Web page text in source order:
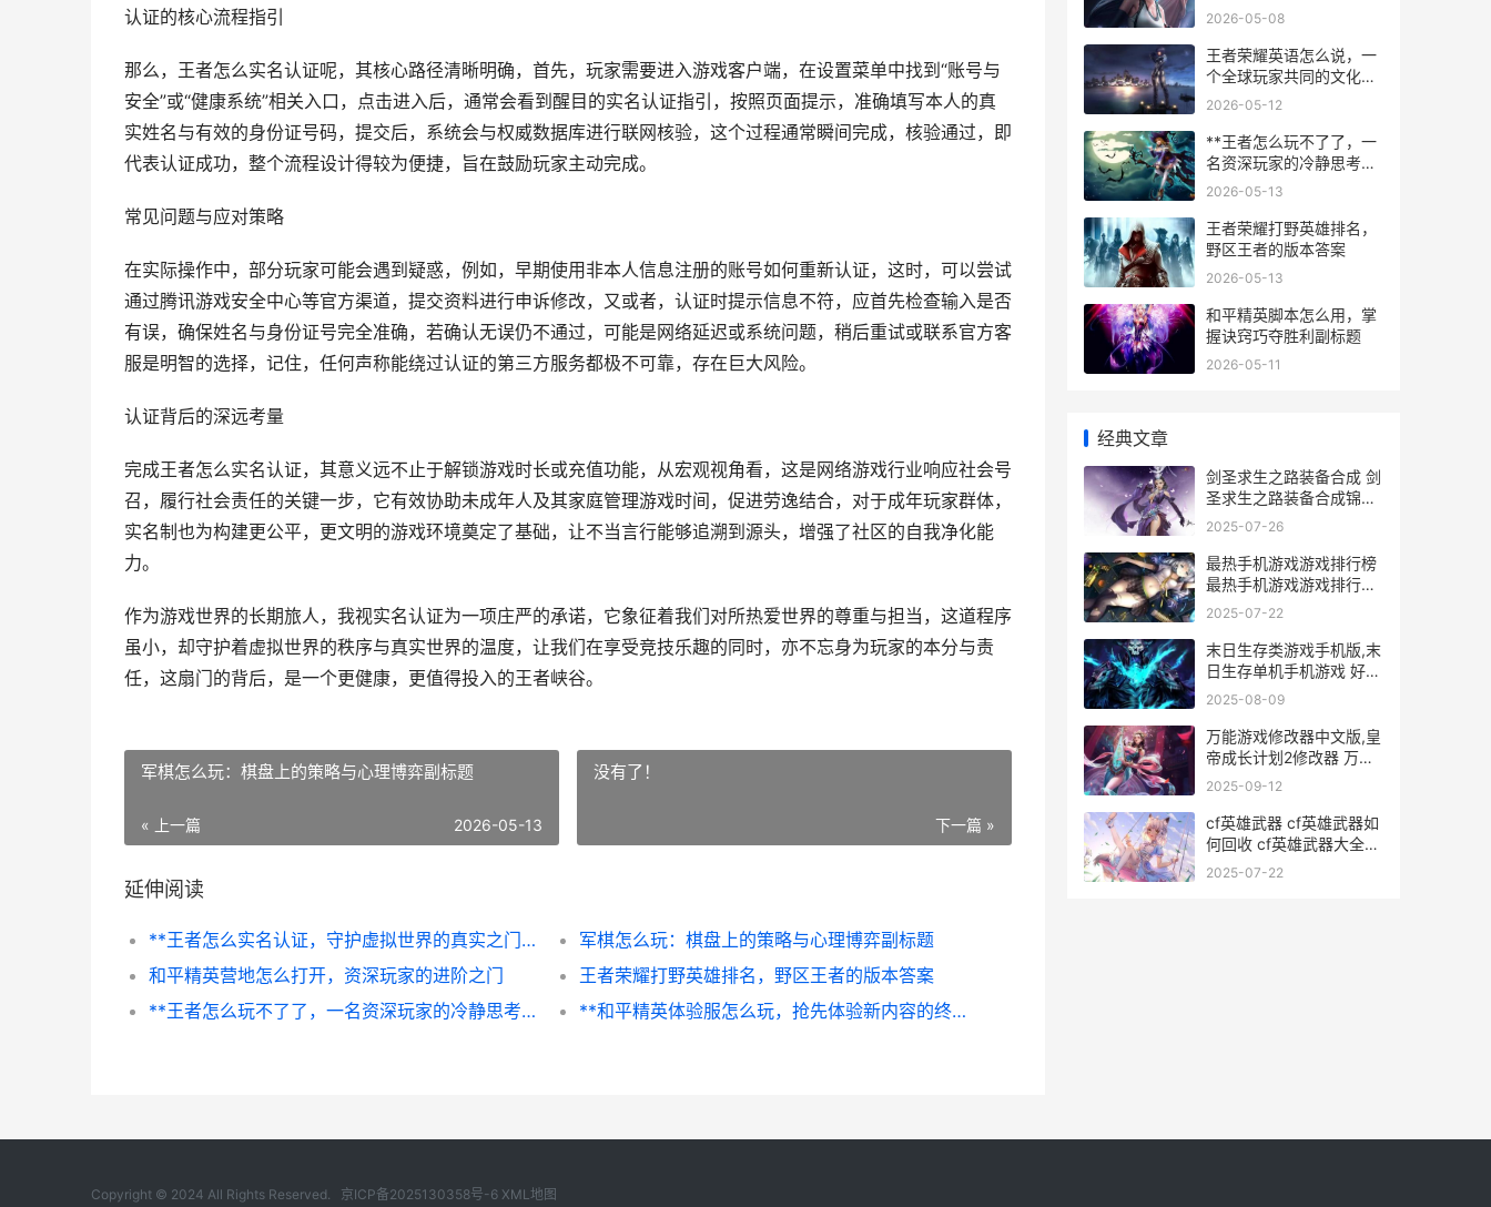
认证的核心流程指引
那么，王者怎么实名认证呢，其核心路径清晰明确，首先，玩家需要进入游戏客户端，在设置菜单中找到“账号与
安全”或“健康系统”相关入口，点击进入后，通常会看到醒目的实名认证指引，按照页面提示，准确填写本人的真
实姓名与有效的身份证号码，提交后，系统会与权威数据库进行联网核验，这个过程通常瞬间完成，核验通过，即
代表认证成功，整个流程设计得较为便捷，旨在鼓励玩家主动完成。
常见问题与应对策略
在实际操作中，部分玩家可能会遇到疑惑，例如，早期使用非本人信息注册的账号如何重新认证，这时，可以尝试
通过腾讯游戏安全中心等官方渠道，提交资料进行申诉修改，又或者，认证时提示信息不符，应首先检查输入是否
有误，确保姓名与身份证号完全准确，若确认无误仍不通过，可能是网络延迟或系统问题，稍后重试或联系官方客
服是明智的选择，记住，任何声称能绕过认证的第三方服务都极不可靠，存在巨大风险。
认证背后的深远考量
完成王者怎么实名认证，其意义远不止于解锁游戏时长或充值功能，从宏观视角看，这是网络游戏行业响应社会号
召，履行社会责任的关键一步，它有效协助未成年人及其家庭管理游戏时间，促进劳逸结合，对于成年玩家群体，
实名制也为构建更公平，更文明的游戏环境奠定了基础，让不当言行能够追溯到源头，增强了社区的自我净化能
力。
作为游戏世界的长期旅人，我视实名认证为一项庄严的承诺，它象征着我们对所热爱世界的尊重与担当，这道程序
虽小，却守护着虚拟世界的秩序与真实世界的温度，让我们在享受竞技乐趣的同时，亦不忘身为玩家的本分与责
任，这扇门的背后，是一个更健康，更值得投入的王者峡谷。
军棋怎么玩：棋盘上的策略与心理博弈副标题
« 上一篇 2026-05-13
没有了！
下一篇 »
延伸阅读
**王者怎么实名认证，守护虚拟世界的真实之门，副标题，资深玩家详解流程与意义**
军棋怎么玩：棋盘上的策略与心理博弈副标题
和平精英营地怎么打开，资深玩家的进阶之门
王者荣耀打野英雄排名，野区王者的版本答案
**王者怎么玩不了了，一名资深玩家的冷静思考与应对**
**和平精英体验服怎么玩，抢先体验新内容的终极指南**
标题，资深玩家的高效训
2026-05-08
王者荣耀英语怎么说，一
个全球玩家共同的文化密
码
2026-05-12
**王者怎么玩不了了，一
名资深玩家的冷静思考与
应对**
2026-05-13
王者荣耀打野英雄排名，
野区王者的版本答案
2026-05-13
和平精英脚本怎么用，掌
握诀窍巧夺胜利副标题
2026-05-11
经典文章
剑圣求生之路装备合成 剑
圣求生之路装备合成锦集
剑圣求生之路装备合成大
2025-07-26
最热手机游戏游戏排行榜
最热手机游戏游戏排行榜
前10名 最热门手机游戏
2025-07-22
末日生存类游戏手机版,末
日生存单机手机游戏 好玩
的末日生存类游戏
2025-08-09
万能游戏修改器中文版,皇
帝成长计划2修改器 万能
游戏修改器免root版
2025-09-12
cf英雄武器 cf英雄武器如
何回收 cf英雄武器大全价
格
2025-07-22
Copyright © 2024 All Rights Reserved. 京ICP备2025130358号-6 XML地图